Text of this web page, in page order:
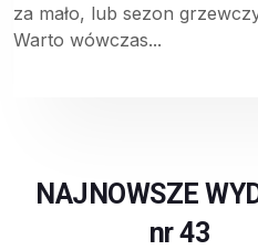
za mało, lub sezon
Warto wówczas...
NAJNOWSZE
nr 43